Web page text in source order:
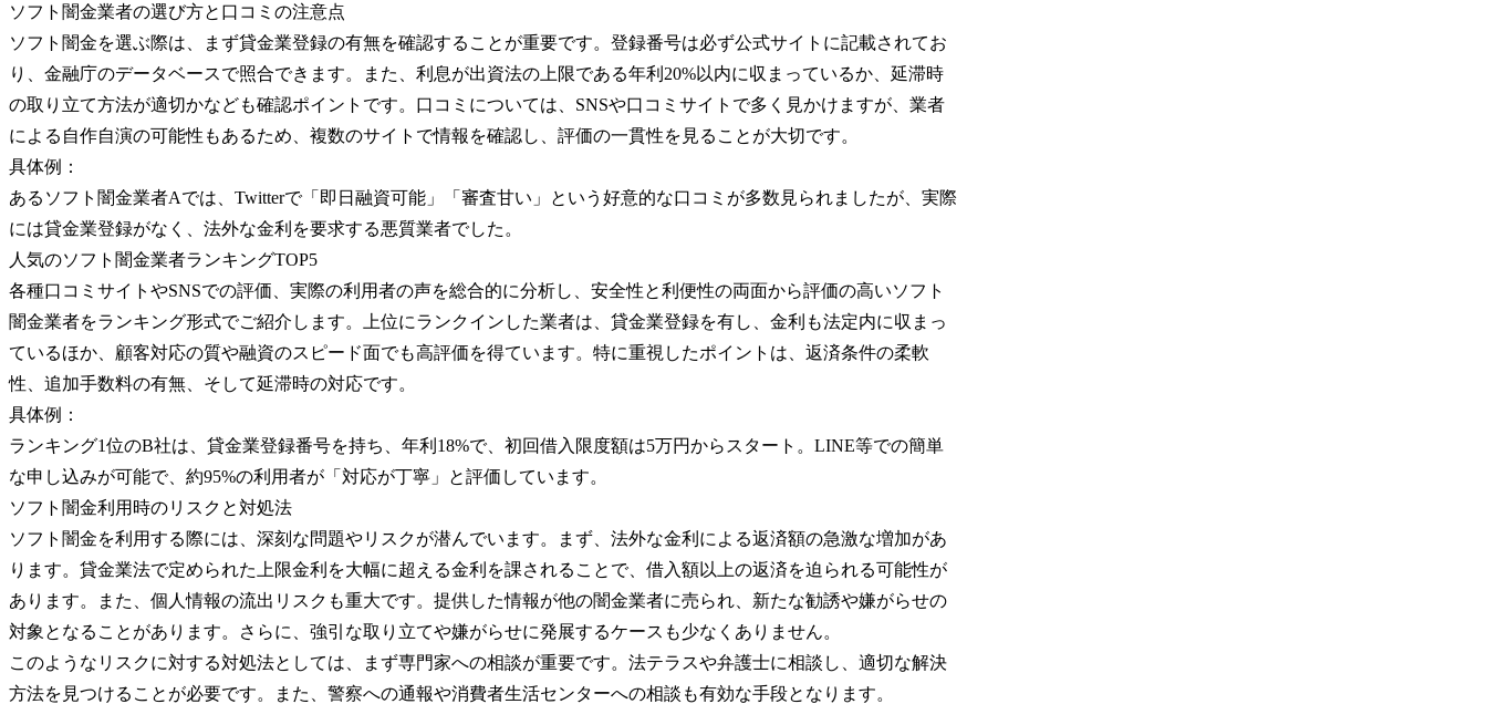
ソフト闇金業者の選び方と口コミの注意点
ソフト闇金を選ぶ際は、まず貸金業登録の有無を確認することが重要です。登録番号は必ず公式サイトに記載されてお
り、金融庁のデータベースで照合できます。また、利息が出資法の上限である年利20%以内に収まっているか、延滞時
の取り立て方法が適切かなども確認ポイントです。口コミについては、SNSや口コミサイトで多く見かけますが、業者
による自作自演の可能性もあるため、複数のサイトで情報を確認し、評価の一貫性を見ることが大切です。
具体例：
あるソフト闇金業者Aでは、Twitterで「即日融資可能」「審査甘い」という好意的な口コミが多数見られましたが、実際
には貸金業登録がなく、法外な金利を要求する悪質業者でした。
人気のソフト闇金業者ランキングTOP5
各種口コミサイトやSNSでの評価、実際の利用者の声を総合的に分析し、安全性と利便性の両面から評価の高いソフト
闇金業者をランキング形式でご紹介します。上位にランクインした業者は、貸金業登録を有し、金利も法定内に収まっ
ているほか、顧客対応の質や融資のスピード面でも高評価を得ています。特に重視したポイントは、返済条件の柔軟
性、追加手数料の有無、そして延滞時の対応です。
具体例：
ランキング1位のB社は、貸金業登録番号を持ち、年利18%で、初回借入限度額は5万円からスタート。LINE等での簡単
な申し込みが可能で、約95%の利用者が「対応が丁寧」と評価しています。
ソフト闇金利用時のリスクと対処法
ソフト闇金を利用する際には、深刻な問題やリスクが潜んでいます。まず、法外な金利による返済額の急激な増加があ
ります。貸金業法で定められた上限金利を大幅に超える金利を課されることで、借入額以上の返済を迫られる可能性が
あります。また、個人情報の流出リスクも重大です。提供した情報が他の闇金業者に売られ、新たな勧誘や嫌がらせの
対象となることがあります。さらに、強引な取り立てや嫌がらせに発展するケースも少なくありません。
このようなリスクに対する対処法としては、まず専門家への相談が重要です。法テラスや弁護士に相談し、適切な解決
方法を見つけることが必要です。また、警察への通報や消費者生活センターへの相談も有効な手段となります。